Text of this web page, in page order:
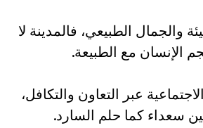
والجمال الطبيعي، فالمدينة لا
الإنسان مع الطبيعة.
عبر التعاون والتكافل،
سعداء كما حلم السارد.